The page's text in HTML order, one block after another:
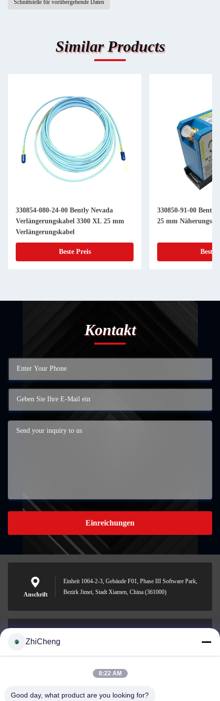
Schnittstelle für vorübergehende Daten
Similar Products
330854-080-24-00 Bently Nevada
Verlängerungskabel 3300 XL 25 mm
Verlängerungskabel
Beste Preis
330850-91-00
25 mm
Beste
Kontakt
Einreichungen
Anschrift
Einheit 1064-2-3, Gebäude F01, Phase III Software Park,
Bezirk Jimei, Stadt Xiamen, China (361000)
0086-592-5636807
ZhiCheng
8:22 AM
Good day, what product are you looking for?